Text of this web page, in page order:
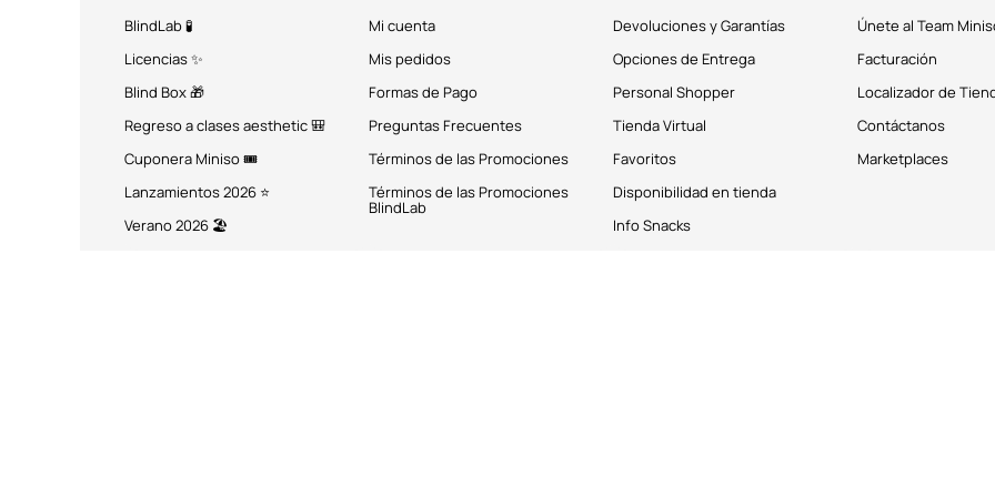
BlindLab 🧪
Licencias ✨
Blind Box 🎁
Regreso a clases aesthetic 🎒
Cuponera Miniso 🎟️
Lanzamientos 2026 ⭐
Verano 2026 🏖️
Mi cuenta
Mis pedidos
Formas de Pago
Preguntas Frecuentes
Términos de las Promociones
Términos de las Promociones
BlindLab
Devoluciones y Garantías
Opciones de Entrega
Personal Shopper
Tienda Virtual
Favoritos
Disponibilidad en tienda
Info Snacks
Únete al Team
Facturación
Localizador de
Contáctanos
Marketplaces